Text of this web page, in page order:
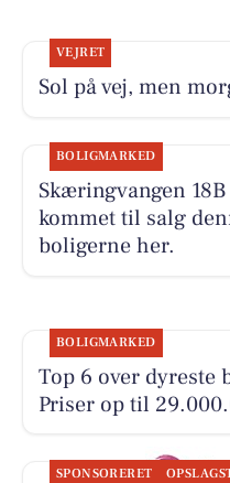
VEJRET
Sol på vej, men
BOLIGMARKED
Skæringvangen
kommet til salg
boligerne her.
BOLIGMARKED
Top 6 over dyreste
Priser op til
SPONSORERET